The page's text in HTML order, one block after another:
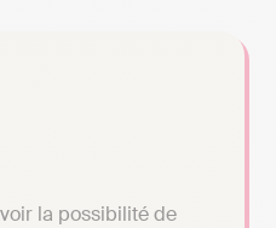
la possibilité de